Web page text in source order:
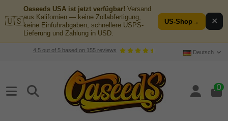
🇺🇸
Oaseeds USA ist jetzt verfügbar! Versand
aus Kalifornien — keine Zollabfertigung,
keine Einfuhrabgaben, schnellere USPS-
Lieferung und Zahlung in USD.
US-Shop→ ✕
4.5out of 5based on 155reviews Deutsch
0